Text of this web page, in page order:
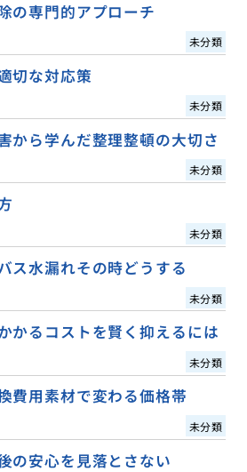
の専門的アプローチ
未分類
切な対応策
未分類
から学んだ整理整頓の大切さ
未分類
未分類
ス水漏れその時どうする
未分類
かるコストを賢く抑えるには
未分類
費用素材で変わる価格帯
未分類
の安心を見落とさない